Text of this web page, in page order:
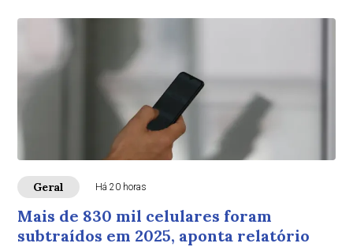
Geral Há 20 horas
Mais de 830 mil celulares foram
subtraídos em 2025, aponta relatório